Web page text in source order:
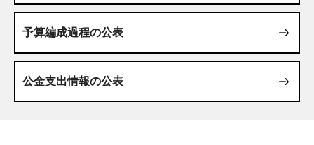
予算編成過程の公表
公金支出情報の公表